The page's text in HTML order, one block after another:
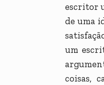
escritor
de uma
um
coisas,